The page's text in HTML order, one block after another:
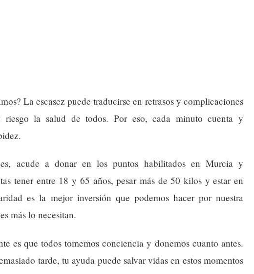
La escasez puede traducirse en retrasos y complicaciones
riesgo la salud de todos. Por eso, cada minuto cuenta y
acude a donar en los puntos habilitados en Murcia y
tener entre 18 y 65 años, pesar más de 50 kilos y estar en
es la mejor inversión que podemos hacer por nuestra
más lo necesitan.
es que todos tomemos conciencia y donemos cuanto antes.
tarde, tu ayuda puede salvar vidas en estos momentos